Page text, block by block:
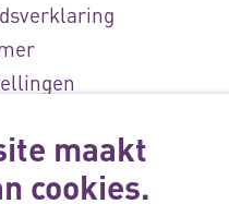
maakt
cookies.